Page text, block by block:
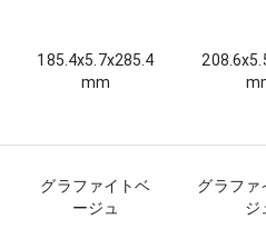
185.4x5.7x285.4
mm
グラファイトベ
ージュ
グラファ
ジ